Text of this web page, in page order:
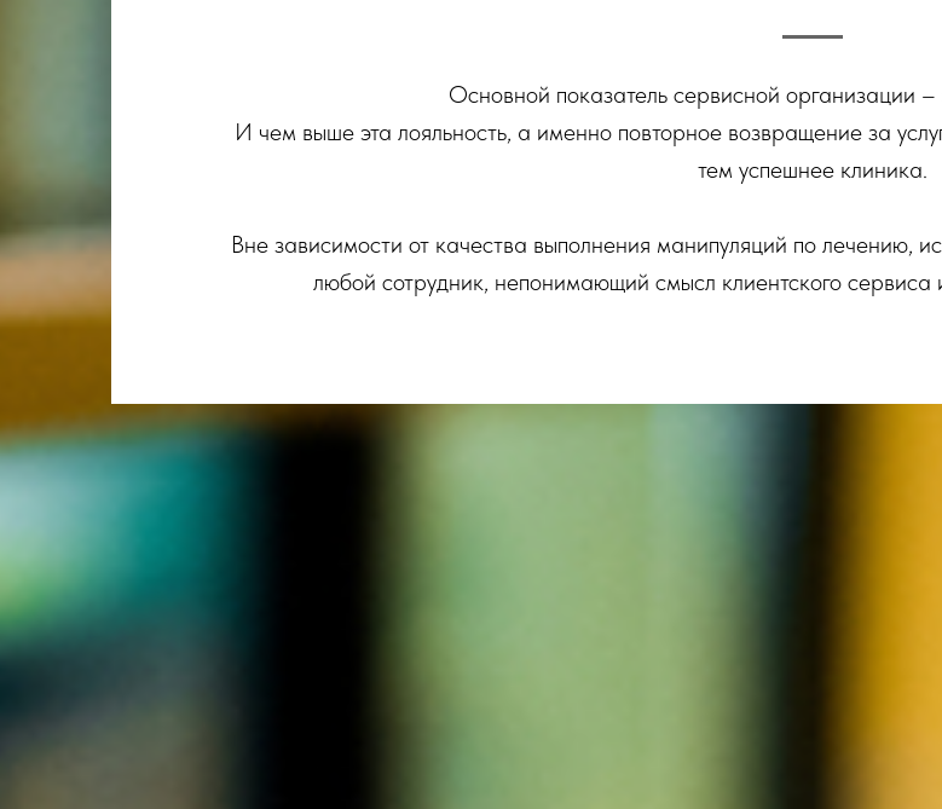
Основной показатель сервисной организации –
И чем выше эта лояльность, а именно повторное возвращение за
тем успешнее клиника.
Вне зависимости от качества выполнения манипуляций по лечению,
любой сотрудник, непонимающий смысл клиентского сервиса